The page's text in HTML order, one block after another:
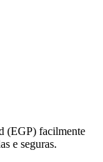
(EGP) facilmente
e seguras.